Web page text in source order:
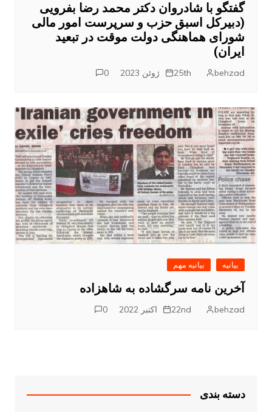
گفتگو با شادروان دکتر محمد رضا بفرویی
(دبیرکل اسبق حزب و سرپرست امور مالی
شورای هماهنگی دولت موقت در تبعید
ایران)
behzad 25th ژوئن 2023 0
بیانیه بیانیه مهم
آخرین نامه سرگشاده به شاهزاده
behzad 22nd اکتبر 2022 0
دسته بندی